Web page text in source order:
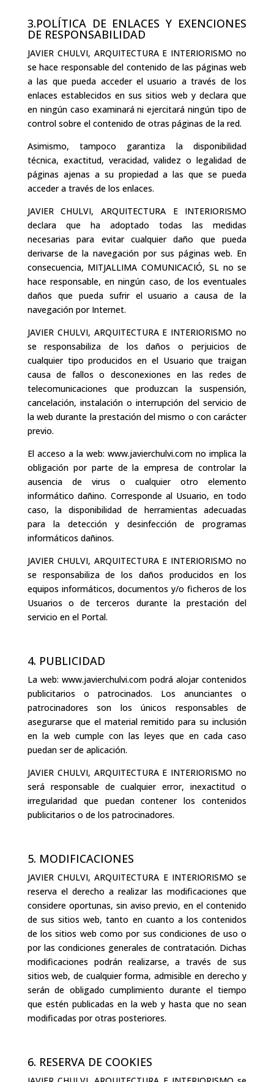
3.POLÍTICA DE ENLACES Y EXENCIONES
DE RESPONSABILIDAD
JAVIER CHULVI, ARQUITECTURA E INTERIORISMO no
se hace responsable del contenido de las páginas web
a las que pueda acceder el usuario a través de los
enlaces establecidos en sus sitios web y declara que
en ningún caso examinará ni ejercitará ningún tipo de
control sobre el contenido de otras páginas de la red.
Asimismo, tampoco garantiza la disponibilidad
técnica, exactitud, veracidad, validez o legalidad de
páginas ajenas a su propiedad a las que se pueda
acceder a través de los enlaces.
JAVIER CHULVI, ARQUITECTURA E INTERIORISMO
declara que ha adoptado todas las medidas
necesarias para evitar cualquier daño que pueda
derivarse de la navegación por sus páginas web. En
consecuencia, MITJALLIMA COMUNICACIÓ, SL no se
hace responsable, en ningún caso, de los eventuales
daños que pueda sufrir el usuario a causa de la
navegación por Internet.
JAVIER CHULVI, ARQUITECTURA E INTERIORISMO no
se responsabiliza de los daños o perjuicios de
cualquier tipo producidos en el Usuario que traigan
causa de fallos o desconexiones en las redes de
telecomunicaciones que produzcan la suspensión,
cancelación, instalación o interrupción del servicio de
la web durante la prestación del mismo o con carácter
previo.
El acceso a la web: www.javierchulvi.com no implica la
obligación por parte de la empresa de controlar la
ausencia de virus o cualquier otro elemento
informático dañino. Corresponde al Usuario, en todo
caso, la disponibilidad de herramientas adecuadas
para la detección y desinfección de programas
informáticos dañinos.
JAVIER CHULVI, ARQUITECTURA E INTERIORISMO no
se responsabiliza de los daños producidos en los
equipos informáticos, documentos y/o ficheros de los
Usuarios o de terceros durante la prestación del
servicio en el Portal.
4. PUBLICIDAD
La web: www.javierchulvi.com podrá alojar contenidos
publicitarios o patrocinados. Los anunciantes o
patrocinadores son los únicos responsables de
asegurarse que el material remitido para su inclusión
en la web cumple con las leyes que en cada caso
puedan ser de aplicación.
JAVIER CHULVI, ARQUITECTURA E INTERIORISMO no
será responsable de cualquier error, inexactitud o
irregularidad que puedan contener los contenidos
publicitarios o de los patrocinadores.
5. MODIFICACIONES
JAVIER CHULVI, ARQUITECTURA E INTERIORISMO se
reserva el derecho a realizar las modificaciones que
considere oportunas, sin aviso previo, en el contenido
de sus sitios web, tanto en cuanto a los contenidos
de los sitios web como por sus condiciones de uso o
por las condiciones generales de contratación. Dichas
modificaciones podrán realizarse, a través de sus
sitios web, de cualquier forma, admisible en derecho y
serán de obligado cumplimiento durante el tiempo
que estén publicadas en la web y hasta que no sean
modificadas por otras posteriores.
6. RESERVA DE COOKIES